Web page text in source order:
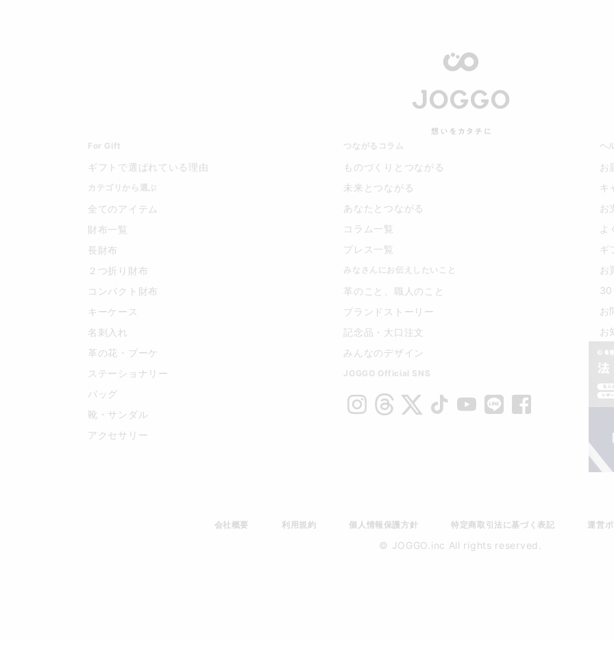
For Gift
ギフトで選ばれている理由
カテゴリから選ぶ
全てのアイテム
財布一覧
長財布
２つ折り財布
コンパクト財布
キーケース
名刺入れ
革の花・ブーケ
ステーショナリー
バッグ
靴・サンダル
アクセサリー
つながるコラム
ものづくりとつながる
未来とつながる
あなたとつながる
コラム一覧
プレス一覧
みなさんにお伝えしたいこと
革のこと、職人のこと
ブランドストーリー
記念品・大口注文
みんなのデザイン
JOGGO Official SNS
ヘ
お
キ
お
よ
ギ
お
30
お
お
会社概要 利用規約 個人情報保護方針 特定商取引法に基づく表記 運営
© JOGGO.inc All rights reserved.